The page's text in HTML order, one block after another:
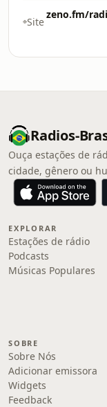
Site
zeno.fm/
Radios-
Ouça estações de
cidade, gênero ou
EXPLORAR
Estações de rádio
Podcasts
Músicas Populares
SOBRE
Sobre Nós
Adicionar emissora
Widgets
Feedback